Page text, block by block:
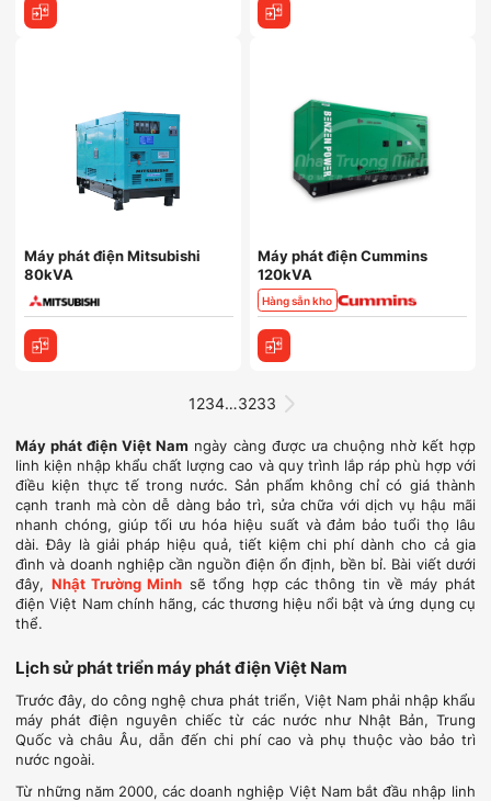
Máy phát điện Mitsubishi
80kVA
Máy phát điện Cummins
120kVA
Hàng sẵn kho
1234…3233
Máy phát điện Việt Nam ngày càng được ưa chuộng nhờ kết hợp
linh kiện nhập khẩu chất lượng cao và quy trình lắp ráp phù hợp với
điều kiện thực tế trong nước. Sản phẩm không chỉ có giá thành
cạnh tranh mà còn dễ dàng bảo trì, sửa chữa với dịch vụ hậu mãi
nhanh chóng, giúp tối ưu hóa hiệu suất và đảm bảo tuổi thọ lâu
dài. Đây là giải pháp hiệu quả, tiết kiệm chi phí dành cho cả gia
đình và doanh nghiệp cần nguồn điện ổn định, bền bỉ. Bài viết dưới
đây, Nhật Trường Minh sẽ tổng hợp các thông tin về máy phát
điện Việt Nam chính hãng, các thương hiệu nổi bật và ứng dụng cụ
thể.
Lịch sử phát triển máy phát điện Việt Nam
Trước đây, do công nghệ chưa phát triển, Việt Nam phải nhập khẩu
máy phát điện nguyên chiếc từ các nước như Nhật Bản, Trung
Quốc và châu Âu, dẫn đến chi phí cao và phụ thuộc vào bảo trì
nước ngoài.
Từ những năm 2000, các doanh nghiệp Việt Nam bắt đầu nhập linh